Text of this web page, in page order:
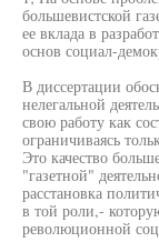
большевистской
ее вклада в
основ социал-
В диссертации
нелегальной
свою работу как
ограничиваясь
Это качество
"газетной"
расстановка
в той роли,-
революционной